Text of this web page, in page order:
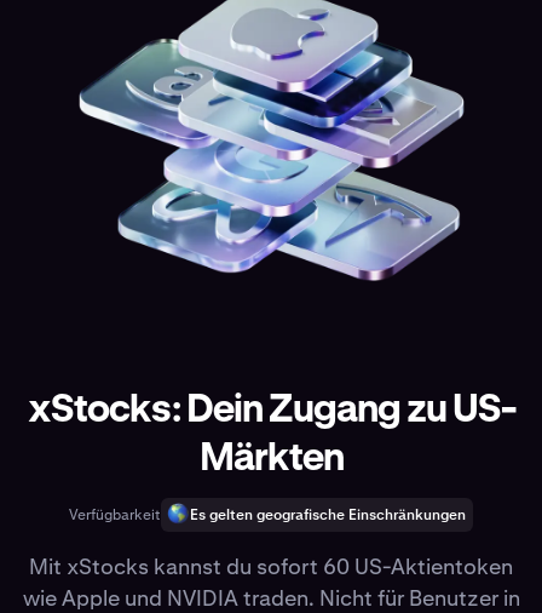
xStocks: Dein Zugang zu US-
Märkten
Verfügbarkeit Es gelten geografische Einschränkungen
Mit xStocks kannst du sofort 60 US-Aktientoken
wie Apple und NVIDIA traden. Nicht für Benutzer in